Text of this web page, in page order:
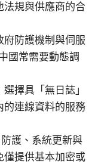
法規與供應商的合
防護機制與伺服
國常需要動態調
擇具「無日誌」
的連線資料的服務
護、系統更新與
僅提供基本加密或